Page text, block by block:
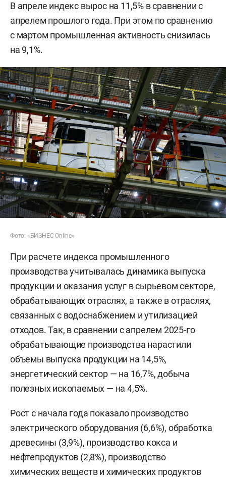
В апреле индекс вырос на 11,5% в сравнении с
апрелем прошлого года. При этом по сравнению
с мартом промышленная активность снизилась
на 9,1%.
Фото: «БИЗНЕС Online»
При расчете индекса промышленного
производства учитывалась динамика выпуска
продукции и оказания услуг в сырьевом секторе,
обрабатывающих отраслях, а также в отраслях,
связанных с водоснабжением и утилизацией
отходов. Так, в сравнении с апрелем 2025-го
обрабатывающие производства нарастили
объемы выпуска продукции на 14,5%,
энергетический сектор — на 16,7%, добыча
полезных ископаемых — на 4,5%.
Рост с начала года показало производство
электрического оборудования (6,6%), обработка
древесины (3,9%), производство кокса и
нефтепродуктов (2,8%), производство
химических веществ и химических продуктов